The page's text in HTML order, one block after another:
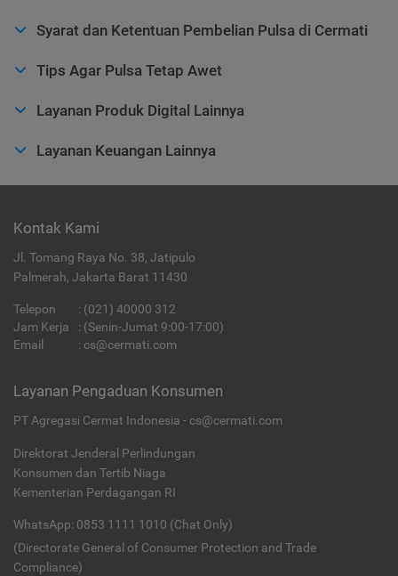
Syarat dan Ketentuan Pembelian Pulsa di Cermati
Tips Agar Pulsa Tetap Awet
Layanan Produk Digital Lainnya
Layanan Keuangan Lainnya
Kontak Kami
Jl. Tomang Raya No. 38, Jatipulo
Palmerah, Jakarta Barat 11430
Telepon : (021) 40000 312
Jam Kerja
: (Senin-Jumat 9:00-17:00)
Email
: cs@cermati.com
Layanan Pengaduan Konsumen
PT Agregasi Cermat Indonesia - cs@cermati.com
Direktorat Jenderal Perlindungan
Konsumen dan Tertib Niaga
Kementerian Perdagangan RI
WhatsApp: 0853 1111 1010 (Chat Only)
(Directorate General of Consumer Protection and Trade
Compliance)